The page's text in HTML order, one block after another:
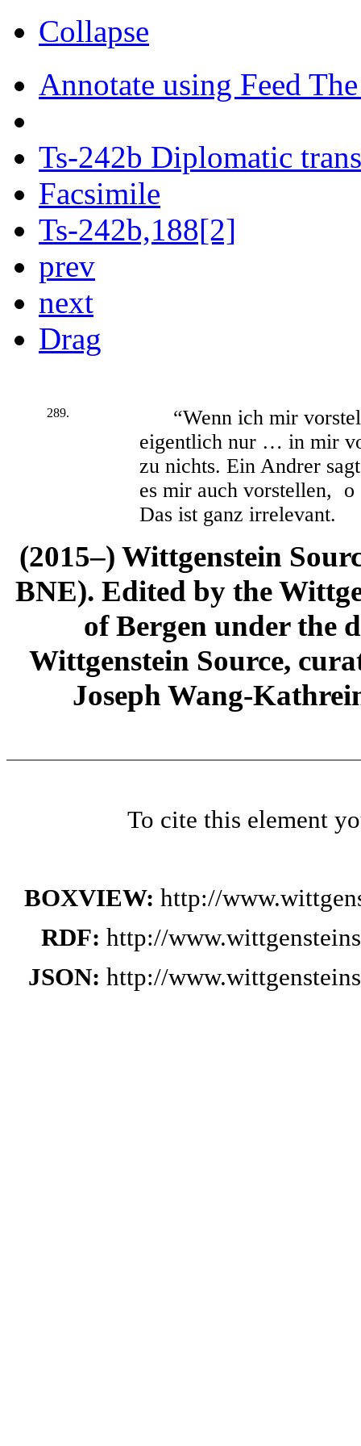
Collapse
Annotate using Feed
Ts-242b Diplomatic
Facsimile
Ts-242b,188[2]
prev
next
Drag
289.
“Wenn ich mir
eigentlich nur … in mir
zu nichts. Ein Andrer
es mir auch vorstellen,
Das ist ganz irrelevant.
(2015–) Wittgenstein
BNE). Edited by the
of Bergen under the
Wittgenstein Source,
Joseph Wang-
To cite this element
BOXVIEW: http://
RDF: http://
JSON: http://